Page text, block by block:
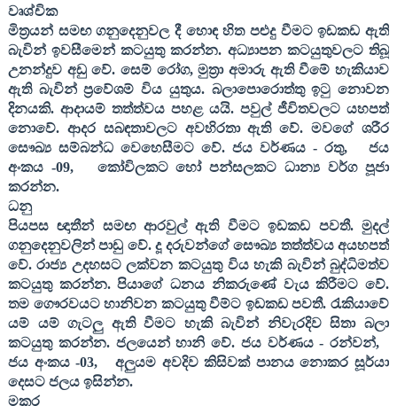
වෘශ්චික
මිත්‍රයන් සමඟ ගනුදෙනුවල දී හොඳ හිත පළුදු වීමට ඉඩකඩ ඇති
බැවින් ඉවසීමෙන් කටයුතු කරන්න. අධ්‍යාපන කටයුතුවලට තිබූ
උනන්දුව අඩු වේ. සෙම් රෝග,මුත්‍රා අමාරු ඇති වීමේ හැකියාව
ඇති බැවින් ප්‍රවේශම් විය යුතුය. බලාපොරොත්තු ඉටු නොවන
දිනයකි. ආදායම් තත්ත්වය පහළ යයි. පවුල් ජීවිතවලට යහපත්
නොවේ. ආදර සබඳතාවලට අවහිරතා ඇති වේ. මවගේ ශරීර
සෞඛ්‍ය සම්බන්ධ වෙහෙසීමට වේ. ජය වර්ණය - රතු,
ජය
අංකය -09,
කෝවිලකට හෝ පන්සලකට ධාන්‍ය වර්ග පූජා
කරන්න.
ධනු
පියපස ඥාතීන් සමඟ ආරවුල් ඇති වීමට ඉඩකඩ පවතී. මුදල්
ගනුදෙනුවලින් පාඩු වේ. දූ දරුවන්ගේ සෞඛ්‍ය තත්ත්වය අයහපත්
වේ. රාජ්‍ය උදහසට ලක්වන කටයුතු විය හැකි බැවින් බුද්ධිමත්ව
කටයුතු කරන්න. පියාගේ ධනය නිකරුණේ වැය කිරීමට වේ.
තම ගෞරවයට හානිවන කටයුතු වීම්ට ඉඩකඩ පවතී. රැකියාවේ
යම් යම් ගැටලු ඇති වීමට හැකි බැවින් නිවැරදිව සිතා බලා
කටයුතු කරන්න. ජලයෙන් හානි වේ. ජය වර්ණය - රන්වන්,
ජය අංකය -03,
අලුයම අවදිව කිසිවක් පානය නොකර සූර්යා
දෙසට ජලය ඉසින්න.
මකර